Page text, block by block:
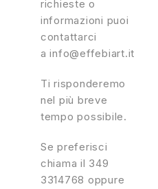
richieste o
informazioni puoi
contattarci
a info@effebiart.it
Ti risponderemo
nel più breve
tempo possibile.
Se preferisci
chiama il 349
3314768 oppure